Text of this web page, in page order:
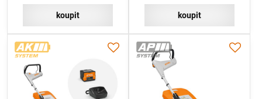
koupit koupit